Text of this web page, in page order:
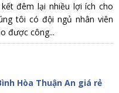
đêm lại nhiều lợi ích cho
tôi có đội ngủ nhân viên
được công...
Hòa Thuận An giá rẻ